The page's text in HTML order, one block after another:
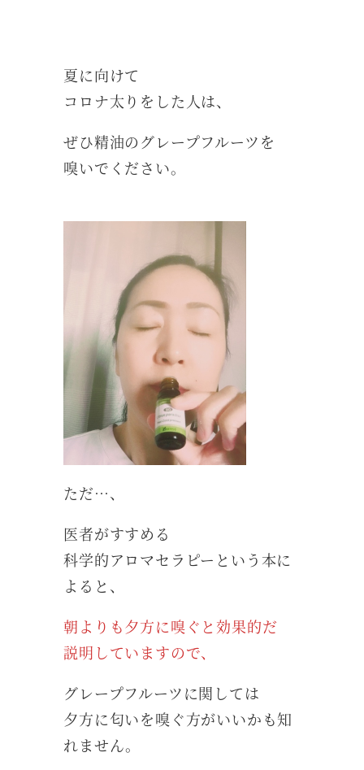
夏に向けて
コロナ太りをした人は、
ぜひ精油のグレープフルーツを
嗅いでください。
ただ…、
医者がすすめる
科学的アロマセラピーという本に
よると、
朝よりも夕方に嗅ぐと効果的だ
説明していますので、
グレープフルーツに関しては
夕方に匂いを嗅ぐ方がいいかも知
れません。